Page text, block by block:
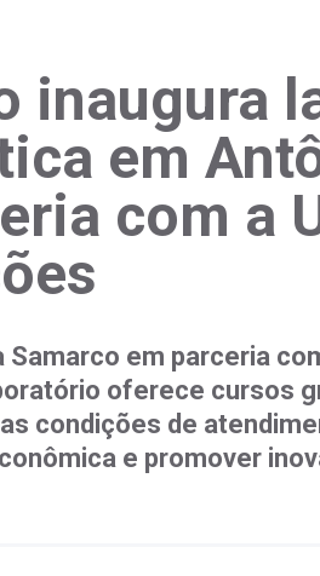
inaugura
em
com a
Samarco em parceria
oferece cursos
condições de
e promover